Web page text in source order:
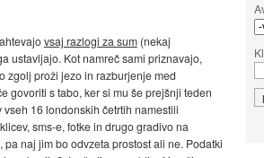
vsaj razlogi za sum(nekaj
ustavljajo. Kot namreč sami priznavajo,
zgolj proži jezo in razburjenje med
govoriti s tabo, ker si mu še prejšnji teden
16 londonskih četrtih namestili
sms-e, fotke in drugo gradivo na
, pa naj jim bo odvzeta prostost ali ne. Podatki